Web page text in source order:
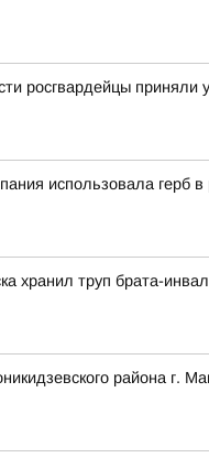
росгвардейцы
использовала герб
хранил труп брата-
района г.